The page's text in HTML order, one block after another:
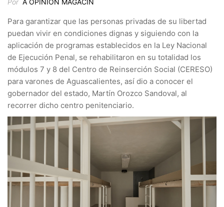
Por A OPINIÓN MAGACÍN
Para garantizar que las personas privadas de su libertad
puedan vivir en condiciones dignas y siguiendo con la
aplicación de programas establecidos en la Ley Nacional
de Ejecución Penal, se rehabilitaron en su totalidad los
módulos 7 y 8 del Centro de Reinserción Social (CERESO)
para varones de Aguascalientes, así dio a conocer el
gobernador del estado, Martín Orozco Sandoval, al
recorrer dicho centro penitenciario.